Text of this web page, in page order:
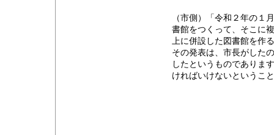
（市側）「令和２年の１
書館をつくって、そこに
上に併設した図書館を作
その発表は、市長がした
したというものでありま
ければいけないというこ